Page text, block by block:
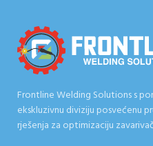
Frontline Welding Solutions s
ekskluzivnu diviziju posvećenu
rješenja za optimizaciju